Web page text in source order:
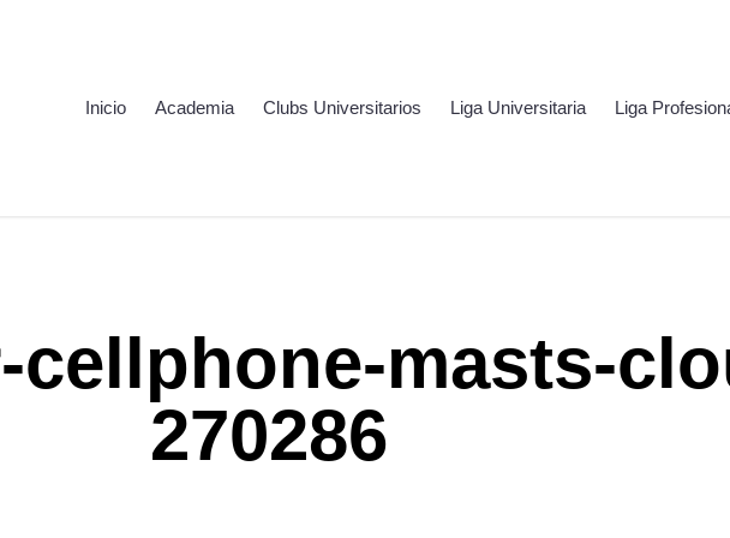
Inicio Academia Clubs Universitarios Liga Universitaria Liga
cellphone-masts-
270286